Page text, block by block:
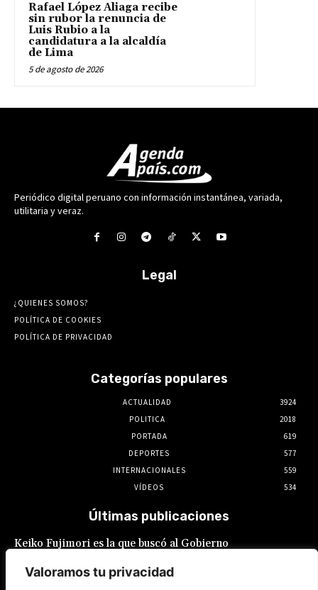
Valoramos tu privacidad
Rafael López Aliaga recibe
sin rubor la renuncia de
Luis Rubio a la
candidatura a la alcaldía
de Lima
5 de agosto de 2026
Periódico digital peruano con información instantánea, variada,
utilitaria y veraz.
Legal
¿QUIENES SOMOS?
POLÍTICA DE COOKIES
POLÍTICA DE PRIVACIDAD
Categorías populares
ACTUALIDAD
3924
POLITICA
2018
PORTADA
619
DEPORTES
577
INTERNACIONALES
559
VÍDEOS
534
Últimas publicaciones
Keiko Fujimori es la que buscó al Gobierno
relaciones, reveló Claudia Sheinbaum